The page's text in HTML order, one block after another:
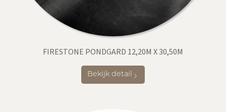
FIRESTONE PONDGARD 12,20M X 30,50M
Bekijk detail